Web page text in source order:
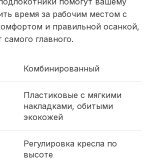
время за рабочим местом с
и правильной осанкой,
самого главного.
Комбинированный
Пластиковые с мягкими
накладками, обитыми
экокожей
Регулировка кресла по
высоте